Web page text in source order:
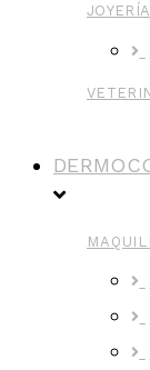
JOYERÍA